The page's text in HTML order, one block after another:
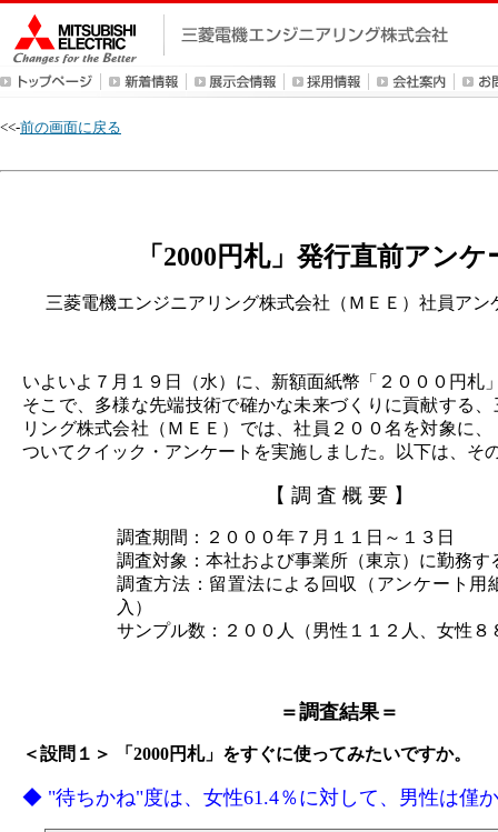
<<-前の画面に戻る
「2000円札」発行直前アンケ
三菱電機エンジニアリング株式会社（ＭＥＥ）社員アン
いよいよ７月１９日（水）に、新額面紙幣「２０００円札
そこで、多様な先端技術で確かな未来づくりに貢献する
リング株式会社（ＭＥＥ）では、社員２００名を対象に
ついてクイック・アンケートを実施しました。以下は、そ
【 調 査 概 要 】
調査期間：２０００年７月１１日～１３日
調査対象：本社および事業所（東京）に勤務す
調査方法：留置法による回収（アンケート用
入）
サンプル数：２００人（男性１１２人、女性８
＝調査結果＝
＜設問１＞ 「2000円札」をすぐに使ってみたいですか。
◆ "待ちかね"度は、女性61.4％に対して、男性は僅